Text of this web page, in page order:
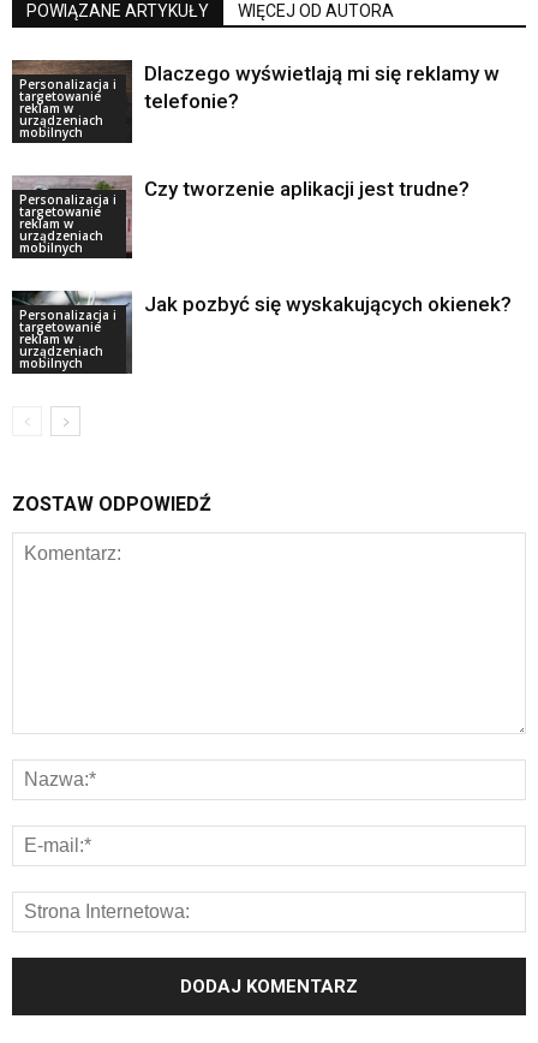
POWIĄZANE ARTYKUŁY WIĘCEJ OD AUTORA
Personalizacja i
targetowanie
reklam w
urządzeniach
mobilnych
Dlaczego wyświetlają mi się reklamy w
telefonie?
Personalizacja i
targetowanie
reklam w
urządzeniach
mobilnych
Czy tworzenie aplikacji jest trudne?
Personalizacja i
targetowanie
reklam w
urządzeniach
mobilnych
Jak pozbyć się wyskakujących okienek?
ZOSTAW ODPOWIEDŹ